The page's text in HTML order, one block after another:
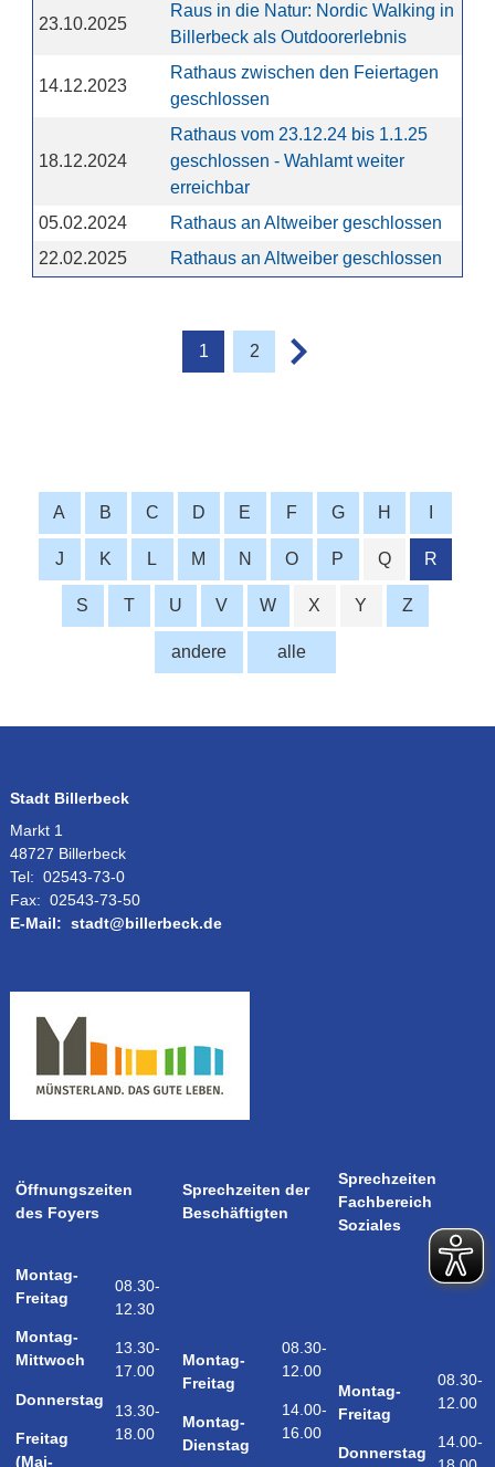
23.10.2025
Raus in die Natur: Nordic Walking in
Billerbeck als Outdoorerlebnis
14.12.2023
Rathaus zwischen den Feiertagen
geschlossen
18.12.2024
Rathaus vom 23.12.24 bis 1.1.25
geschlossen - Wahlamt weiter
erreichbar
05.02.2024
Rathaus an Altweiber geschlossen
22.02.2025
Rathaus an Altweiber geschlossen
1 2
alle
A B C D E F G H
J K L M N O P Q R
S T U V W X Y Z
andere
Stadt Billerbeck
Markt 1
48727 Billerbeck
Tel: 02543-73-0
Fax: 02543-73-50
E-Mail: stadt@billerbeck.de
Öffnungszeiten
des Foyers
Sprechzeiten der
Beschäftigten
Sprechzeiten
Fachbereich
Soziales
Montag-
Freitag
Montag-
Mittwoch
Donnerstag
Freitag
(Mai-
08.30-
12.30
13.30-
17.00
13.30-
18.00
Montag-
Freitag
Montag-
Dienstag
08.30-
12.00
14.00-
16.00
Montag-
Freitag
Donnerstag
08.30-
12.00
14.00-